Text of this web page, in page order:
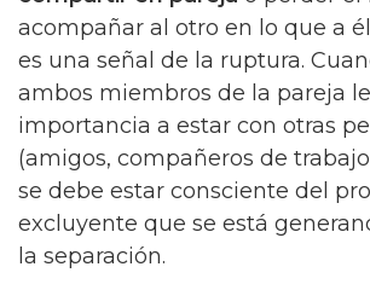
acompañar al otro en lo que a
es una señal de la ruptura.
ambos miembros de la pareja
importancia a estar con otras
(amigos, compañeros de
se debe estar consciente del
excluyente que se está
la separación.